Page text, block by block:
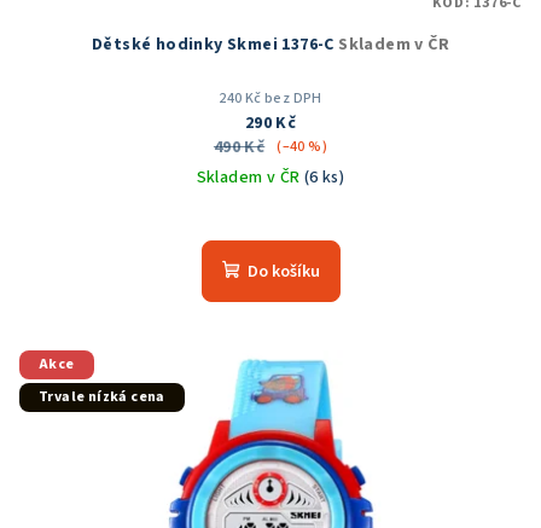
Dětské hodinky Skmei 1376-C Skladem v ČR
240 Kč bez DPH
290 Kč
490 Kč (–40 %)
Skladem v ČR (6 ks)
hodnocení
produktu
5
hvězdiček.
Do košíku
Akce
Trvale nízká cena